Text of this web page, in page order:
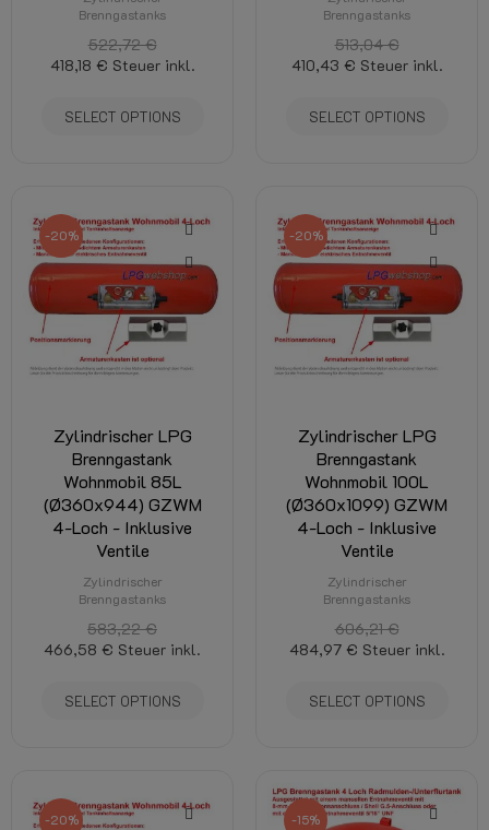
Brenngastanks
522,72 €
418,18 € Steuer inkl.
SELECT OPTIONS
Brenngastanks
513,04 €
410,43 € Steuer inkl.
SELECT OPTIONS
-20%
Zylindrischer LPG
Brenngastank
Wohnmobil 85L
(Ø360x944) GZWM
4-Loch - Inklusive
Ventile
Zylindrischer
Brenngastanks
583,22 €
466,58 € Steuer inkl.
SELECT OPTIONS
-20%
Zylindrischer LPG
Brenngastank
Wohnmobil 100L
(Ø360x1099) GZWM
4-Loch - Inklusive
Ventile
Zylindrischer
Brenngastanks
606,21 €
484,97 € Steuer inkl.
SELECT OPTIONS
-20% -15%